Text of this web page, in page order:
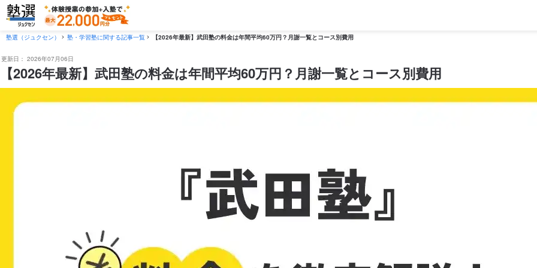
塾選（ジュクセン） 塾・学習塾に関する記事一覧 【2026年最新】武田塾の料金は年間平均60万円？月謝一覧とコース別費用
更新日： 2026年07月06日
【2026年最新】武田塾の料金は年間平均60万円？月謝一覧とコース別費用